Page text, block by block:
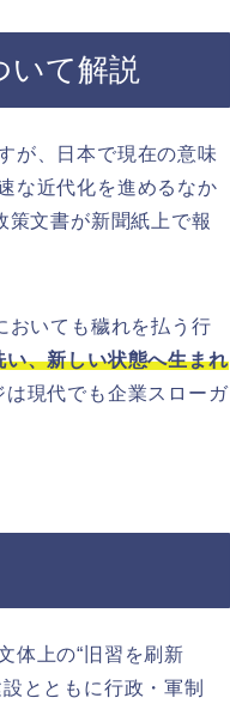
いて解説
が、日本で現在の意味
な近代化を進めるなか
策文書が新聞紙上で報
おいても穢れを払う行
、新しい状態へ生まれ
は現代でも企業スローガ
体上の“旧習を刷新
とともに行政・軍制